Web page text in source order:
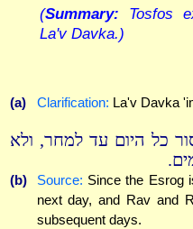
(Summary: Tosfos
La'v Davka.)
(a) Clarification: La'v Davka
כל היום עד למחר, ולא
(b) Source: Since the Esrog
next day, and Rav and
subsequent days.